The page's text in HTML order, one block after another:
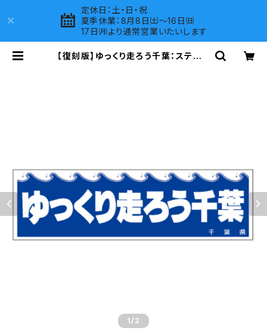
定休日：土・日・祝
夏季休業：8月8日㈯～16日㈰
17日㈪より通常営業いたいします
【復刻版】ゆっくり走ろう千葉：ステッカ
1 /2